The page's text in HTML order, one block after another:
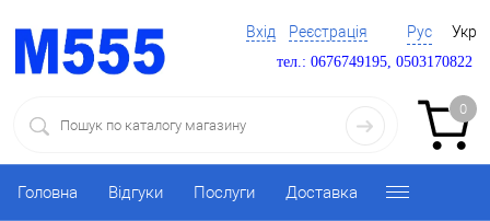
Вхід Реєстрація Рус Укр
тел.: 0676749195, 0503170822
0
Головна Відгуки Послуги Доставка